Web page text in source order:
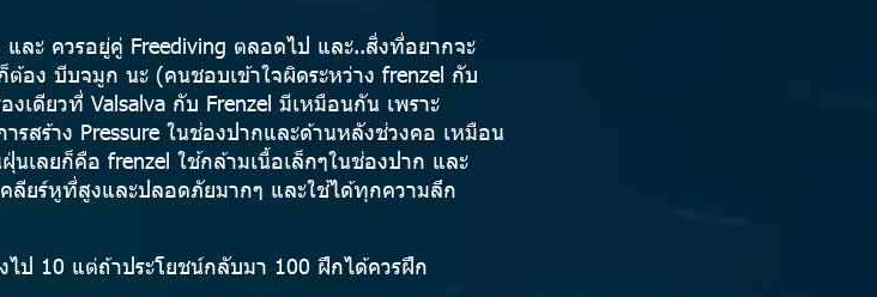
ละ ควรอยู่คู่ Freediving ตลอดไป และ..สิ่งที่อยากจะ
อง บีบจมูก นะ (คนชอบเข้าใจผิดระหว่าง frenzel กับ
เดียวที่ Valsalva กับ Frenzel มีเหมือนกัน เพราะ
ารสร้าง Pressure ในช่องปากและด้านหลังช่วงคอ เหมือน
เลยก็คือ frenzel ใช้กล้ามเนื้อเล็กๆในช่องปาก และ
ลียร์หูที่สูงและปลอดภัยมากๆ และใช้ได้ทุกความลึก
ป 10 แต่ถ้าประโยชน์กลับมา 100 ฝึกได้ควรฝึก